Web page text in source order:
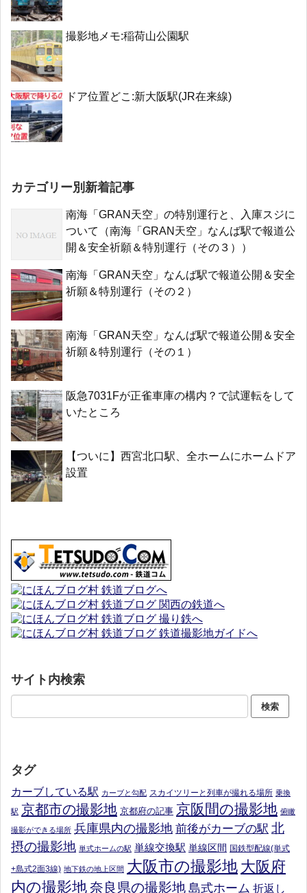
撮影地メモ:稲荷山公園駅
ドア位置どこ:新大阪駅(JR在来線)
カテゴリー別新着記事
南海「GRAN天空」の特別運行と、入庫スジに
ついて（南海「GRAN天空」なんば駅で報道公
開＆安全祈願＆特別運行（その３））
南海「GRAN天空」なんば駅で報道公開＆安全
祈願＆特別運行（その２）
南海「GRAN天空」なんば駅で報道公開＆安全
祈願＆特別運行（その１）
阪急7031Fが正雀車庫の構内？で試運転をして
いたところ
【ついに】西宮北口駅、全ホームにホームドア
設置
サイト内検索
タグ
カーブしている駅 カーブと勾配 スカイツリーと列車が撮れる場所 乗換
駅 京都市の撮影地 京都府の記事 京阪間の撮影地 俯瞰
撮影ができる場所 兵庫県内の撮影地 前後がカーブの駅 北
摂の撮影地 単式ホームの駅 単線交換駅 単線区間 国鉄型配線(単式
+島式2面3線) 地下鉄の地上区間 大阪市の撮影地 大阪府
内の撮影地奈良県の撮影地 島式ホーム 折返し